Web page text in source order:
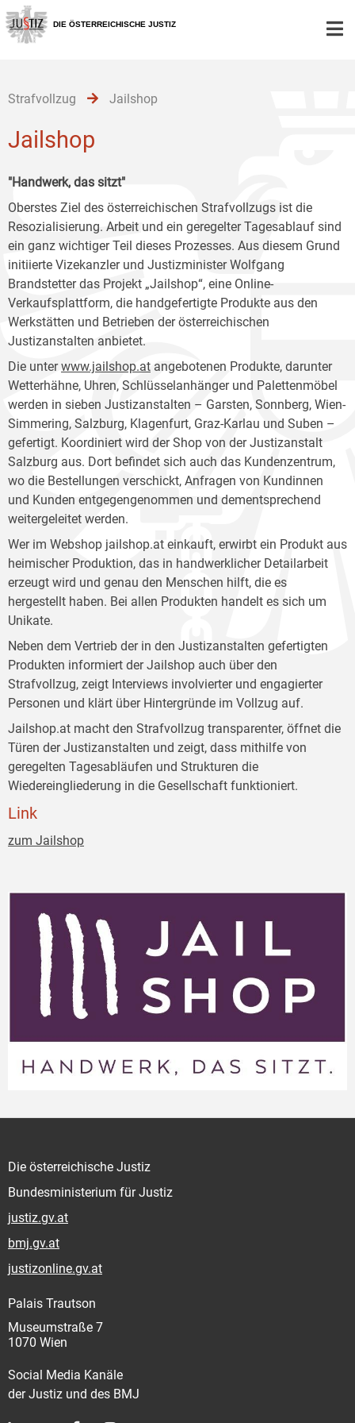
Zur
Hauptnavigation
[1]
Zum
Inhalt
[2]
Zum
Untermenü
[3]
DIE ÖSTERREICHISCHE JUSTIZ
Strafvollzug Jailshop
Jailshop
"Handwerk, das sitzt"
Oberstes Ziel des österreichischen Strafvollzugs ist die
Resozialisierung. Arbeit und ein geregelter Tagesablauf sind
ein ganz wichtiger Teil dieses Prozesses. Aus diesem Grund
initiierte Vizekanzler und Justizminister Wolfgang
Brandstetter das Projekt „Jailshop“, eine Online-
Verkaufsplattform, die handgefertigte Produkte aus den
Werkstätten und Betrieben der österreichischen
Justizanstalten anbietet.
Die unterwww.jailshop.at angebotenen Produkte, darunter
Wetterhähne, Uhren, Schlüsselanhänger und Palettenmöbel
werden in sieben Justizanstalten – Garsten, Sonnberg, Wien-
Simmering, Salzburg, Klagenfurt, Graz-Karlau und Suben –
gefertigt. Koordiniert wird der Shop von der Justizanstalt
Salzburg aus. Dort befindet sich auch das Kundenzentrum,
wo die Bestellungen verschickt, Anfragen von Kundinnen
und Kunden entgegengenommen und dementsprechend
weitergeleitet werden.
Wer im Webshop jailshop.at einkauft, erwirbt ein Produkt aus
heimischer Produktion, das in handwerklicher Detailarbeit
erzeugt wird und genau den Menschen hilft, die es
hergestellt haben. Bei allen Produkten handelt es sich um
Unikate.
Neben dem Vertrieb der in den Justizanstalten gefertigten
Produkten informiert der Jailshop auch über den
Strafvollzug, zeigt Interviews involvierter und engagierter
Personen und klärt über Hintergründe im Vollzug auf.
Jailshop.at macht den Strafvollzug transparenter, öffnet die
Türen der Justizanstalten und zeigt, dass mithilfe von
geregelten Tagesabläufen und Strukturen die
Wiedereingliederung in die Gesellschaft funktioniert.
Link
zum Jailshop
Die österreichische Justiz
Bundesministerium für Justiz
justiz.gv.at
bmj.gv.at
justizonline.gv.at
Palais Trautson
Museumstraße 7
1070 Wien
Social Media Kanäle
der Justiz und des BMJ